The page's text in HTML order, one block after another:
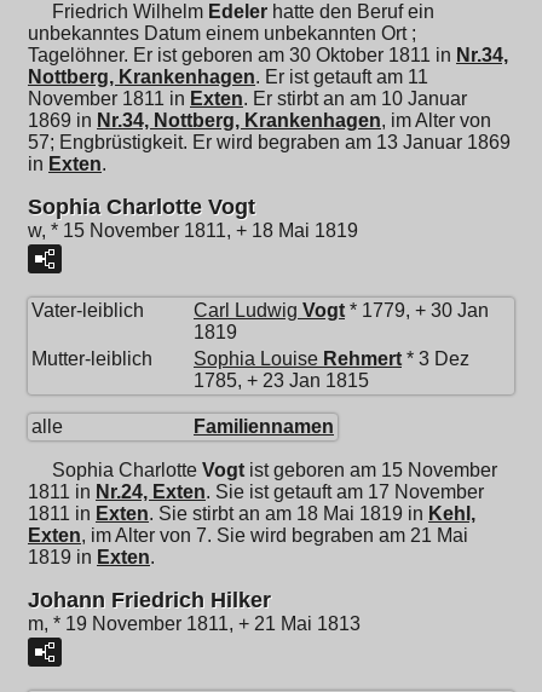
Friedrich Wilhelm Edeler hatte den Beruf ein
unbekanntes Datum einem unbekannten Ort ;
Tagelöhner. Er ist geboren am 30 Oktober 1811 in Nr.34,
Nottberg, Krankenhagen. Er ist getauft am 11
November 1811 in Exten. Er stirbt an am 10 Januar
1869 in Nr.34, Nottberg, Krankenhagen, im Alter von
57; Engbrüstigkeit. Er wird begraben am 13 Januar 1869
in Exten.
Sophia Charlotte Vogt
w, * 15 November 1811, + 18 Mai 1819
Vater-leiblich Carl Ludwig Vogt * 1779, + 30 Jan
1819
Mutter-leiblich
Sophia Louise Rehmert * 3 Dez
1785, + 23 Jan 1815
alle Familiennamen
Sophia Charlotte Vogt ist geboren am 15 November
1811 in Nr.24, Exten. Sie ist getauft am 17 November
1811 in Exten. Sie stirbt an am 18 Mai 1819 in Kehl,
Exten, im Alter von 7. Sie wird begraben am 21 Mai
1819 in Exten.
Johann Friedrich Hilker
m, * 19 November 1811, + 21 Mai 1813